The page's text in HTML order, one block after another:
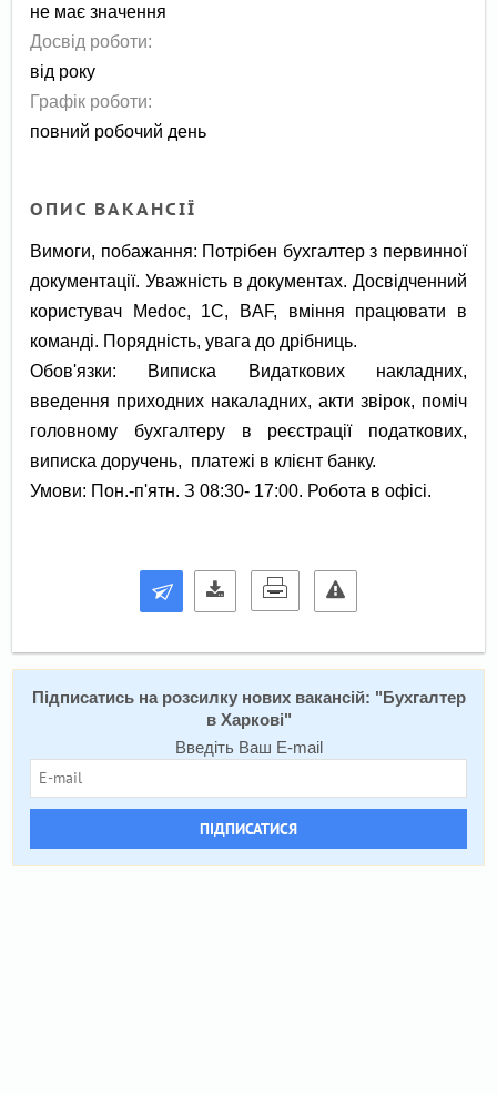
не має значення
Досвід роботи:
від року
Графік роботи:
повний робочий день
ОПИС ВАКАНСІЇ
Вимоги, побажання: Потрібен бухгалтер з первинної
документації. Уважність в документах. Досвідченний
користувач Medoc, 1С, BAF, вміння працювати в
команді. Порядність, увага до дрібниць.
Обов'язки: Виписка Видаткових накладних,
введення приходних накаладних, акти звірок, поміч
головному бухгалтеру в реєстрації податкових,
виписка доручень, платежі в клієнт банку.
Умови: Пон.-п'ятн. З 08:30- 17:00. Робота в офісі.
Підписатись на розсилку нових вакансій: " Бухгалтер
в Харкові"
Введіть Ваш E-mail
ПІДПИСАТИСЯ